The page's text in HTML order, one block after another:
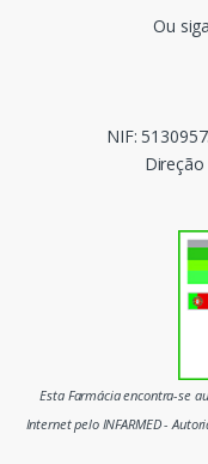
Ou
NIF:
Esta Farmácia encontra-se
Internet pelo INFARMED -